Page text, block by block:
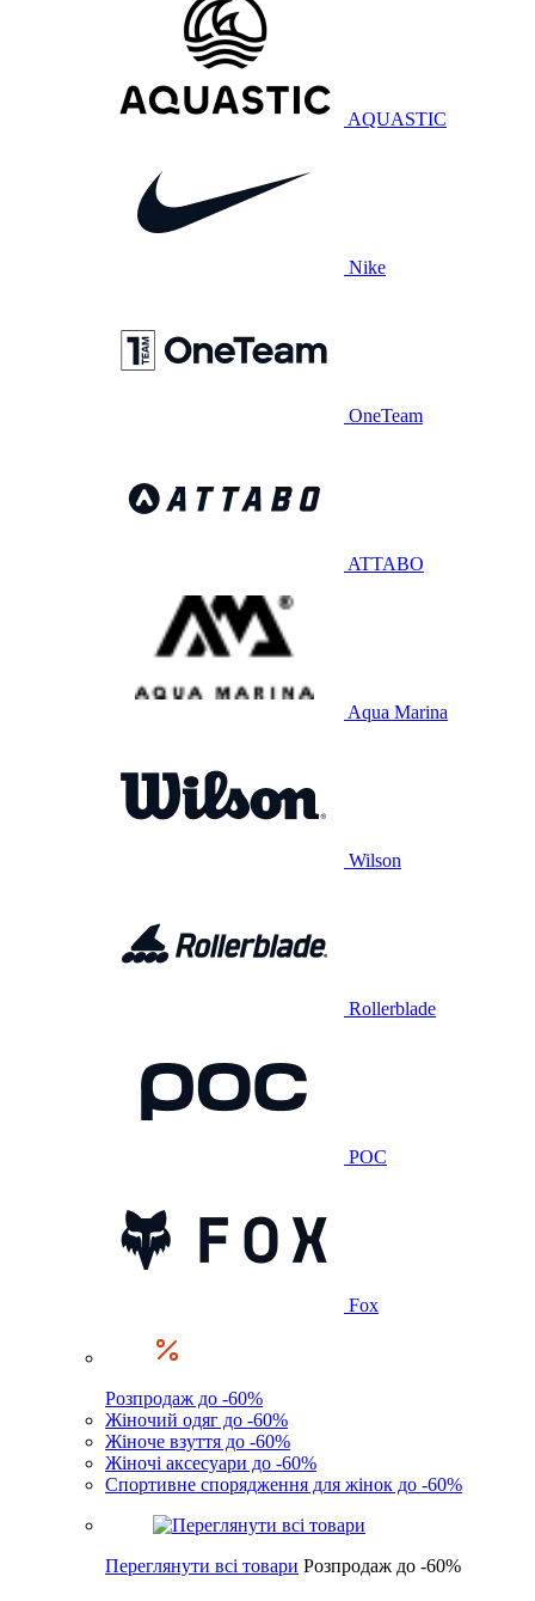
AQUASTIC
Nike
OneTeam
ATTABO
Aqua Marina
Wilson
Rollerblade
POC
Fox
Розпродаж до -60%
Жіночий одяг до -60%
Жіноче взуття до -60%
Жіночі аксесуари до -60%
Спортивне спорядження для жінок до -60%
Переглянути всі товари Розпродаж до -60%